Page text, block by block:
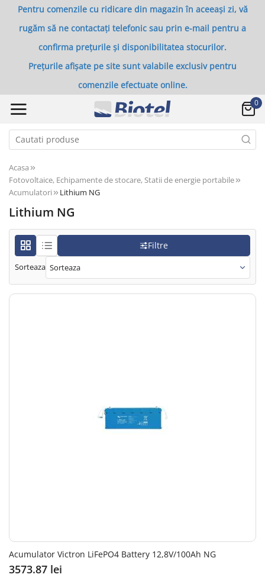
Pentru comenzile cu ridicare din magazin în aceeași zi, vă
rugăm să ne contactați telefonic sau prin e-mail pentru a
confirma prețurile și disponibilitatea stocurilor.
Prețurile afișate pe site sunt valabile exclusiv pentru
comenzile efectuate online.
0
Acasa
Fotovoltaice, Echipamente de stocare, Statii de energie portabile
Acumulatori
Lithium NG
Lithium NG
Filtre
Sorteaza Sorteaza
Acumulator Victron LiFePO4 Battery 12,8V/100Ah NG
3573.87 lei